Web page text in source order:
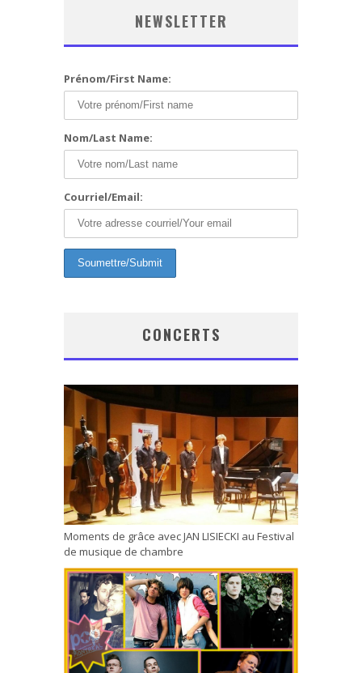
NEWSLETTER
Prénom/First Name:
Nom/Last Name:
Courriel/Email:
CONCERTS
Moments de grâce avec JAN LISIECKI au Festival
de musique de chambre